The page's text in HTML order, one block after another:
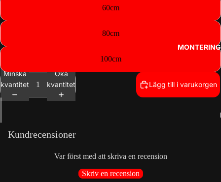
60cm
80cm
100cm
Minska
kvantitet
Öka
kvantitet
Lägg till i varukorgen
Kundrecensioner
Var först med att skriva en recension
Skriv en recension
Kontaktinformation
Fraktpolicy